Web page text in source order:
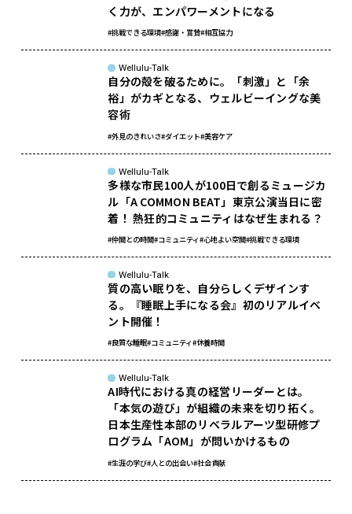
く力が、エンパワーメントになる
#挑戦できる環境#感謝・賞賛#相互協力
Wellulu-Talk
自分の殻を破るために。「刺激」と「余
裕」がカギとなる、ウェルビーイングな美
容術
#外見のきれいさ#ダイエット#美容ケア
Wellulu-Talk
多様な市民100人が100日で創るミュージカ
ル「A COMMON BEAT」東京公演当日に密
着！ 熱狂的コミュニティはなぜ生まれる？
#仲間との時間#コミュニティ#心地よい空間#挑戦できる環境
Wellulu-Talk
質の高い眠りを、自分らしくデザインす
る。『睡眠上手になる会』初のリアルイベ
ント開催！
#良質な睡眠#コミュニティ#休養時間
sponsored
Wellulu-Talk
AI時代における真の経営リーダーとは。
「本気の遊び」が組織の未来を切り拓く。
日本生産性本部のリベラルアーツ型研修プ
ログラム「AOM」が問いかけるもの
#生涯の学び#人との出会い#社会貢献